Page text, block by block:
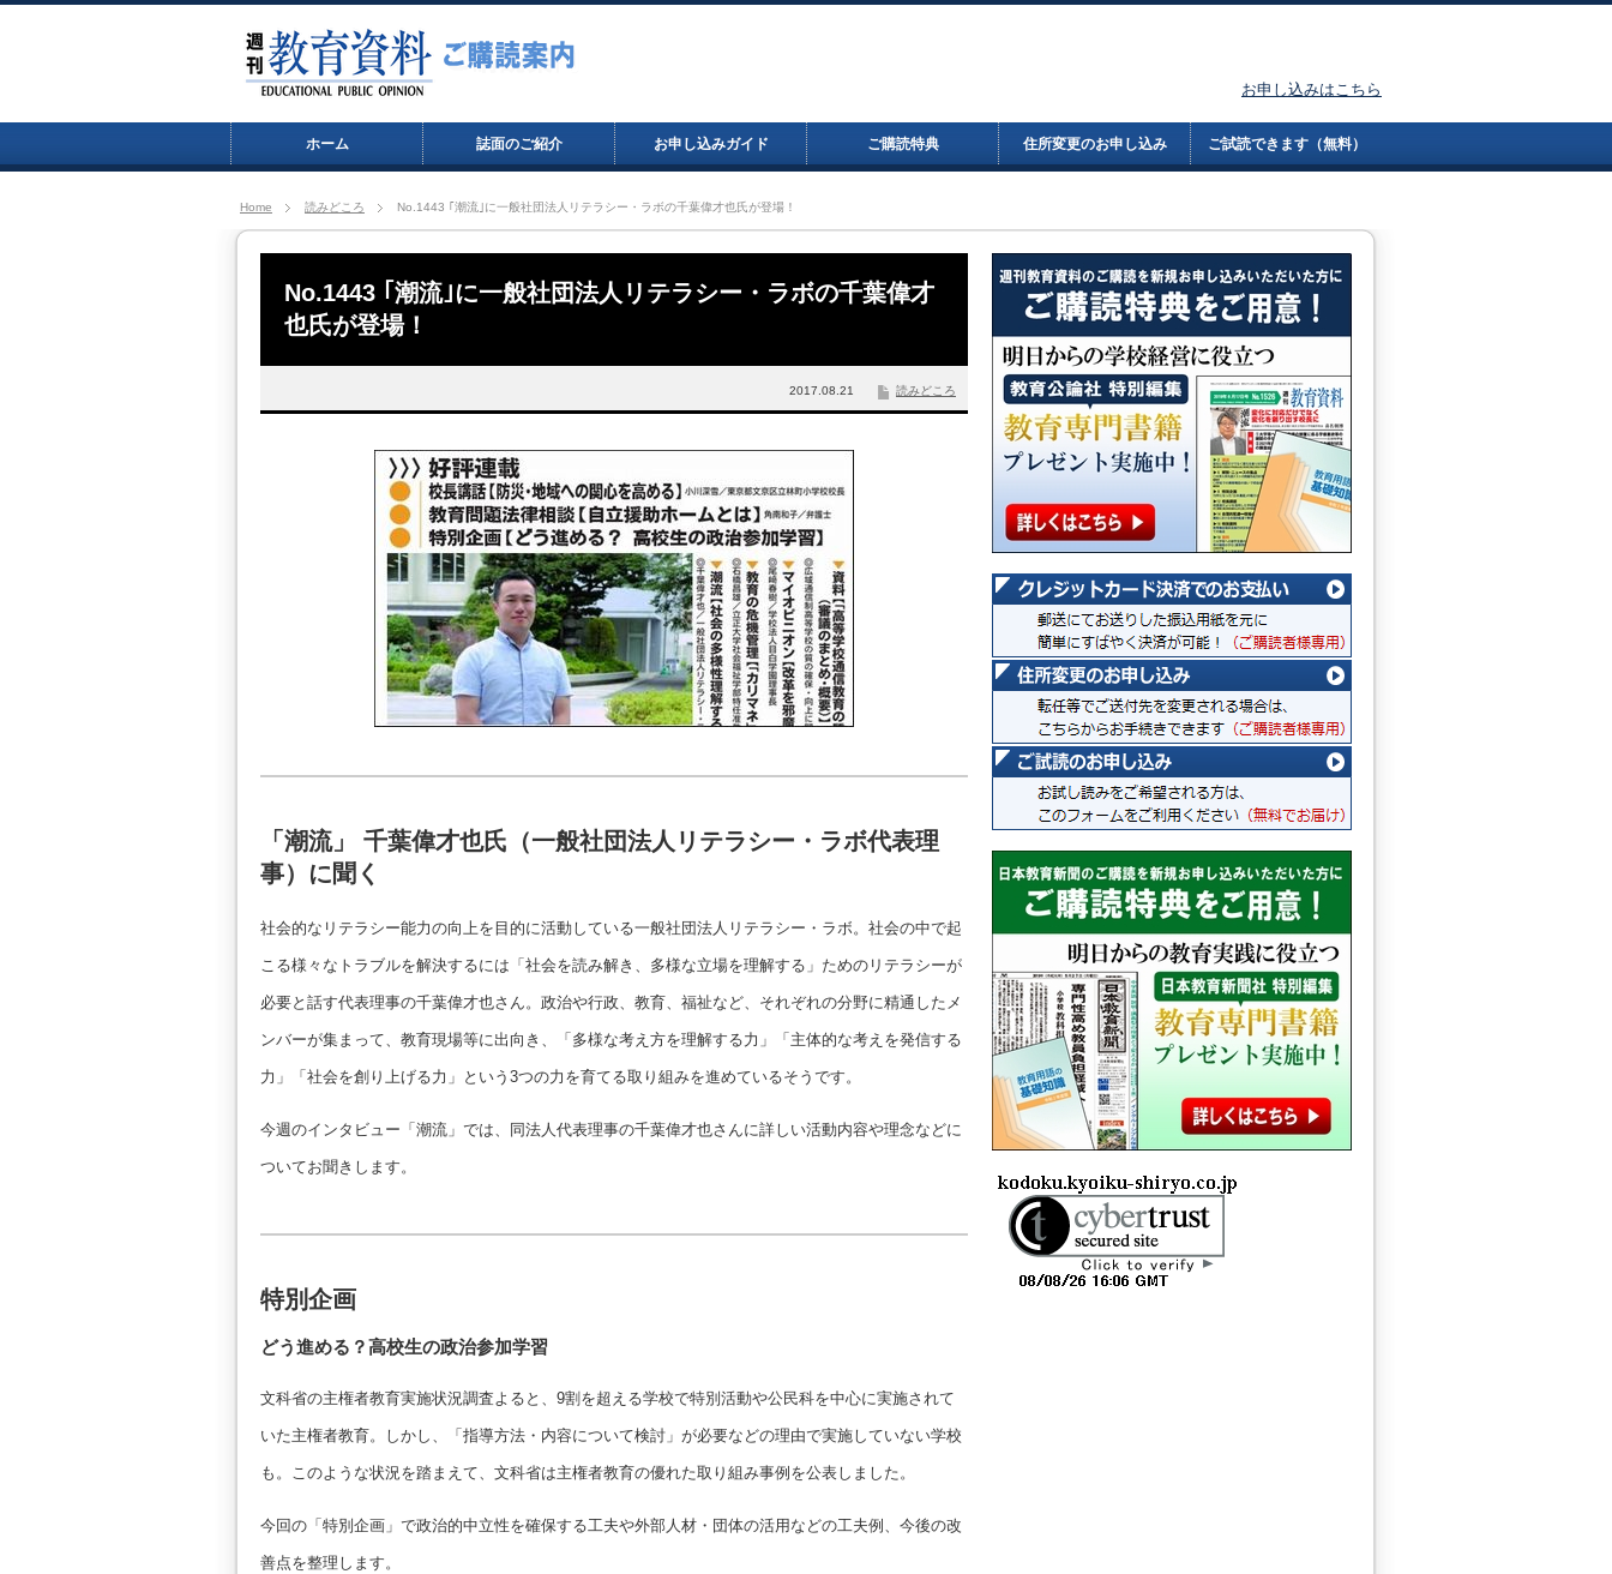
ホーム 誌面のご紹介 お申し込みガイド ご購読特典 住所変更のお申し込み ご試読できます（無料）
お申し込みはこちら
Home 読みどころ No.1443 ｢潮流｣に一般社団法人リテラシー・ラボの千葉偉才也氏が登場！
No.1443 ｢潮流｣に一般社団法人リテラシー・ラボの千葉偉才
也氏が登場！
読みどころ
2017.08.21
「潮流」 千葉偉才也氏（一般社団法人リテラシー・ラボ代表理
事）に聞く
社会的なリテラシー能力の向上を目的に活動している一般社団法人リテラシー・ラボ。社会の中で起
こる様々なトラブルを解決するには「社会を読み解き、多様な立場を理解する」ためのリテラシーが
必要と話す代表理事の千葉偉才也さん。政治や行政、教育、福祉など、それぞれの分野に精通したメ
ンバーが集まって、教育現場等に出向き、「多様な考え方を理解する力」「主体的な考えを発信する
力」「社会を創り上げる力」という3つの力を育てる取り組みを進めているそうです。
今週のインタビュー「潮流」では、同法人代表理事の千葉偉才也さんに詳しい活動内容や理念などに
ついてお聞きします。
特別企画
どう進める？高校生の政治参加学習
文科省の主権者教育実施状況調査よると、9割を超える学校で特別活動や公民科を中心に実施されて
いた主権者教育。しかし、「指導方法・内容について検討」が必要などの理由で実施していない学校
も。このような状況を踏まえて、文科省は主権者教育の優れた取り組み事例を公表しました。
今回の「特別企画」で政治的中立性を確保する工夫や外部人材・団体の活用などの工夫例、今後の改
善点を整理します。